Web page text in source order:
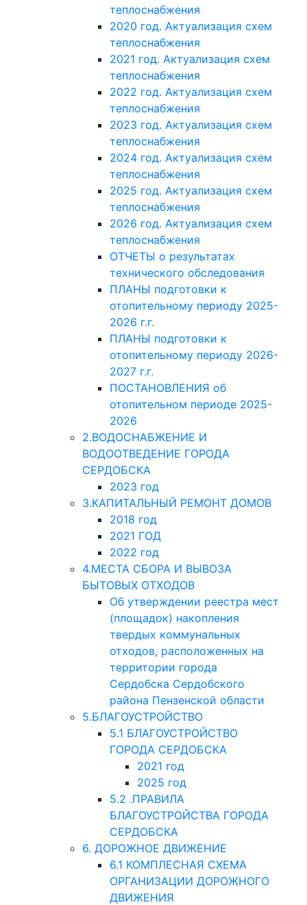
теплоснабжения
2020 год. Актуализация схем
теплоснабжения
2021 год. Актуализация схем
теплоснабжения
2022 год. Актуализация схем
теплоснабжения
2023 год. Актуализация схем
теплоснабжения
2024 год. Актуализация схем
теплоснабжения
2025 год. Актуализация схем
теплоснабжения
2026 год. Актуализация схем
теплоснабжения
ОТЧЕТЫ о результатах
технического обследования
ПЛАНЫ подготовки к
отопительному периоду 2025-
2026 г.г.
ПЛАНЫ подготовки к
отопительному периоду 2026-
2027 г.г.
ПОСТАНОВЛЕНИЯ об
отопительном периоде 2025-
2026
2.ВОДОСНАБЖЕНИЕ И
ВОДООТВЕДЕНИЕ ГОРОДА
СЕРДОБСКА
2023 год
3.КАПИТАЛЬНЫЙ РЕМОНТ ДОМОВ
2018 год
2021 ГОД
2022 год
4.МЕСТА СБОРА И ВЫВОЗА
БЫТОВЫХ ОТХОДОВ
Об утверждении реестра мест
(площадок) накопления
твердых коммунальных
отходов, расположенных на
территории города
Сердобска Сердобского
района Пензенской области
5.БЛАГОУСТРОЙСТВО
5.1 БЛАГОУСТРОЙСТВО
ГОРОДА СЕРДОБСКА
2021 год
2025 год
5.2 .ПРАВИЛА
БЛАГОУСТРОЙСТВА ГОРОДА
СЕРДОБСКА
6. ДОРОЖНОЕ ДВИЖЕНИЕ
6.1 КОМПЛЕСНАЯ СХЕМА
ОРГАНИЗАЦИИ ДОРОЖНОГО
ДВИЖЕНИЯ